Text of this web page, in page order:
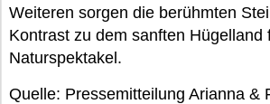
Weiteren sorgen die berühmten
Kontrast zu dem sanften Hügelland
Naturspektakel.
Quelle: Pressemitteilung Arianna &